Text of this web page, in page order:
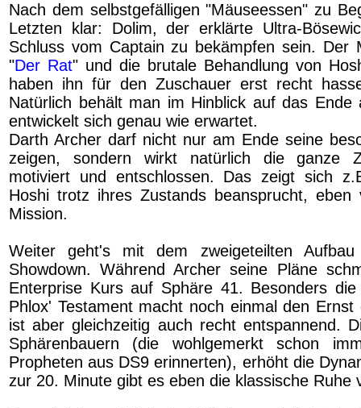
Nach dem selbstgefälligen "Mäuseessen" zu
Letzten klar: Dolim, der erklärte Ultra-
Schluss vom Captain zu bekämpfen sein. Der
"Der Rat" und die brutale Behandlung von
haben ihn für den Zuschauer erst recht
Natürlich behält man im Hinblick auf das Ende
entwickelt sich genau wie erwartet.
Darth Archer darf nicht nur am Ende seine
zeigen, sondern wirkt natürlich die ganze
motiviert und entschlossen. Das zeigt sich
Hoshi trotz ihres Zustands beansprucht,
Mission.
Weiter geht's mit dem zweigeteilten
Showdown. Während Archer seine Pläne
Enterprise Kurs auf Sphäre 41. Besonders
Phlox' Testament macht noch einmal den Ernst
ist aber gleichzeitig auch recht entspannend.
Sphärenbauern (die wohlgemerkt schon
Propheten aus DS9 erinnerten), erhöht die
zur 20. Minute gibt es eben die klassische Ruhe